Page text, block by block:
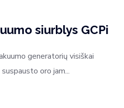
siurblys GCPi
generatorių visiškai
oro jam...